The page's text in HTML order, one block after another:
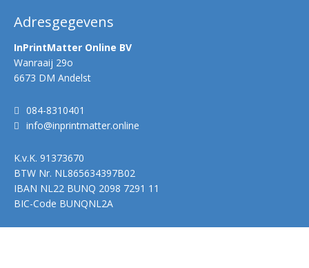
Adresgegevens
InPrintMatter Online BV
Wanraaij 29o
6673 DM Andelst
084-8310401
info@inprintmatter.online
K.v.K. 91373670
BTW Nr. NL865634397B02
IBAN NL22 BUNQ 2098 7291 11
BIC-Code BUNQNL2A